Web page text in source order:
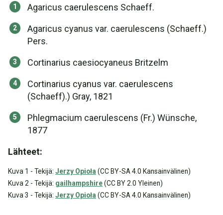
Agaricus caerulescens Schaeff.
Agaricus cyanus var. caerulescens (Schaeff.)
Pers.
Cortinarius caesiocyaneus Britzelm
Cortinarius cyanus var. caerulescens
(Schaeff).) Gray, 1821
Phlegmacium caerulescens (Fr.) Wünsche,
1877
Lähteet:
Kuva 1 - Tekijä: Jerzy Opioła (CC BY-SA 4.0 Kansainvälinen)
Kuva 2 - Tekijä: gailhampshire(CC BY 2.0 Yleinen)
Kuva 3 - Tekijä: Jerzy Opioła (CC BY-SA 4.0 Kansainvälinen)